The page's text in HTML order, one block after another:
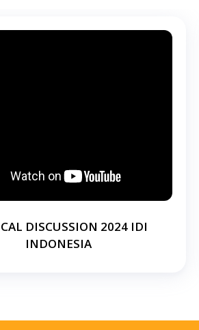
DISCUSSION 2024 IDI
INDONESIA